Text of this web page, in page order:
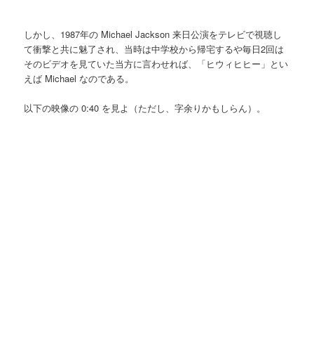
しかし、1987年の Michael Jackson 来日公演をテレビで視聴し
て衝撃と共に魅了され、当時は中学校から帰宅するや毎日2回は
そのビデオを見ていた当方に言わせれば、「ヒウィヒヒー」とい
えば Michael なのである。
以下の映像の 0:40 を見よ（ただし、字余りかもしらん）。